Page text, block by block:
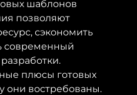
шаблонов
позволяют
сэкономить
современный
плюсы готовых
они востребованы.